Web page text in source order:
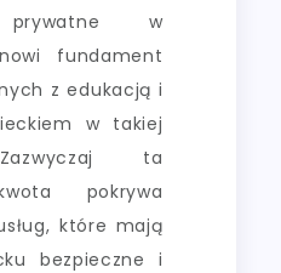
prywatne w
fundament
z edukacją i
w takiej
ta
pokrywa
które mają
bezpieczne i